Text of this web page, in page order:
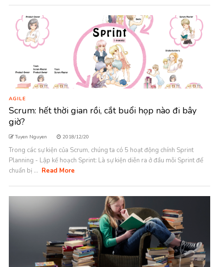
AGILE
Scrum: hết thời gian rồi, cắt buổi họp nào đi bây
giờ?
Tuyen Nguyen 2018/12/20
Trong các sự kiện của Scrum, chúng ta có 5 hoạt động chính Sprint
Planning - Lập kế hoạch Sprint: Là sự kiện diễn ra ở đầu mỗi Sprint để
chuẩn bị ... Read More